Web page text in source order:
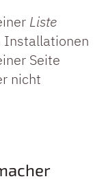
Liste
Installationen
Seite
nicht